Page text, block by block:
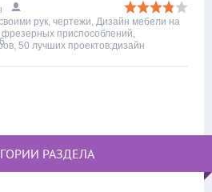
рук, чертежи, Дизайн мебели на
приспособлений,
, 50 лучших проектов:дизайн
6
РАЗДЕЛА